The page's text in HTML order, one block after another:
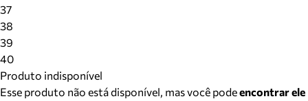
37
38
39
40
Produto indisponível
Esse produto não está disponível, mas você podeencontrar ele